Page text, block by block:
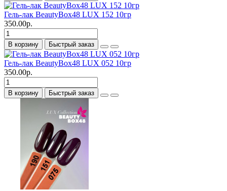
Гель-лак BeautyBox48 LUX 152 10гр
350.00р.
В корзину Быстрый заказ
Гель-лак BeautyBox48 LUX 052 10гр
350.00р.
В корзину Быстрый заказ